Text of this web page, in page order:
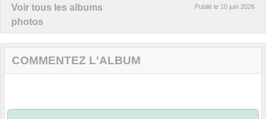
Voir tous les albums
photos
Publié le 10 juin 2026
COMMENTEZ L'ALBUM